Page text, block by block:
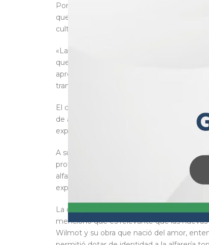
Por su parte, el presidente de la Junta de
que la estética y la política van de la mano
cultura helénica y el sincretismo que
«La política no debe estar exenta de
que preguntarnos ¿Cómo podemos
apreciamos y reconocemos en la
transmite?”, agregó.
El coordinador del grupo parlamentario de
de apostar por la cultura, que forma parte
expresión artística es uno de los pilares
A su vez, la diputada Mirza Flores Gómez,
profundas en lo que representa Jalisco:
alfareros. “Celebramos hoy en la Cámara
exposición”.
La diputada Rocío Banquells Núñez (MC),
mencionó que es relevante que las
Wilmot y su obra que nació del amor,